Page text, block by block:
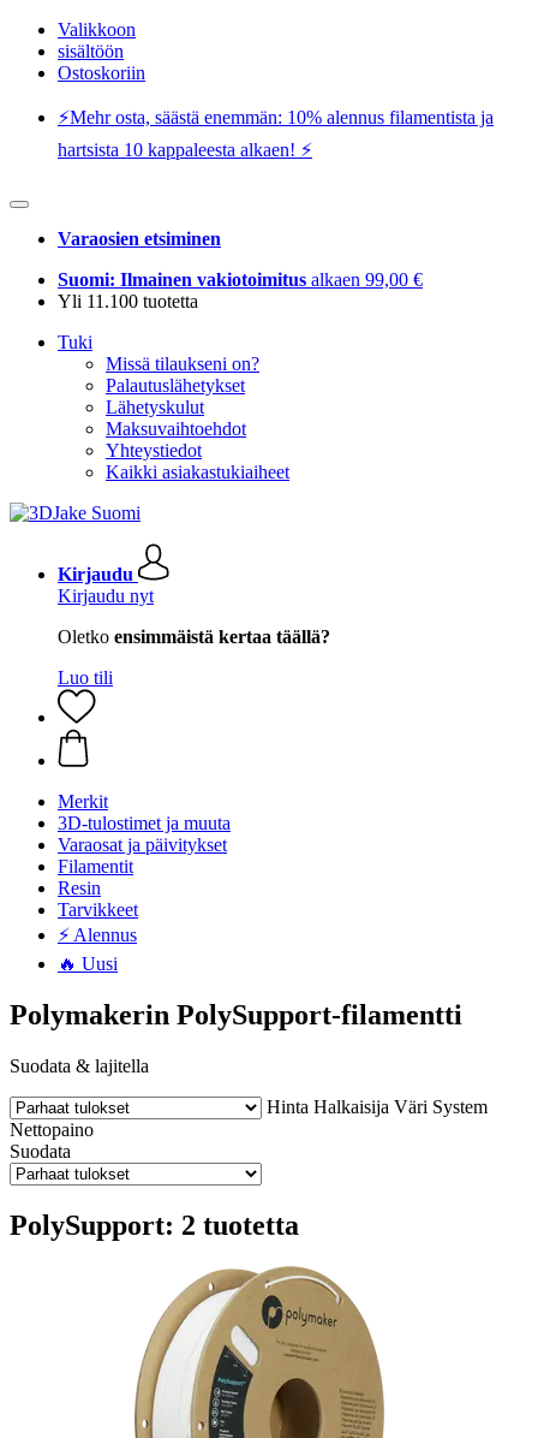
Valikkoon
sisältöön
Ostoskoriin
⚡️Mehr osta, säästä enemmän: 10% alennus filamentista ja
hartsista 10 kappaleesta alkaen! ⚡️
Varaosien etsiminen
Suomi: Ilmainen vakiotoimitus alkaen 99,00 €
Yli 11.100 tuotetta
Tuki
Missä tilaukseni on?
Palautuslähetykset
Lähetyskulut
Maksuvaihtoehdot
Yhteystiedot
Kaikki asiakastukiaiheet
Kirjaudu
Kirjaudu nyt
Oletko ensimmäistä kertaa täällä?
Luo tili
Merkit
3D-tulostimet ja muuta
Varaosat ja päivitykset
Filamentit
Resin
Tarvikkeet
⚡ Alennus
🔥 Uusi
Polymakerin PolySupport-filamentti
Suodata & lajitella
Hinta Halkaisija Väri System
Nettopaino
Suodata
PolySupport: 2 tuotetta